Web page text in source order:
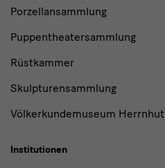
Porzellansammlung
Puppentheatersammlung
Rüstkammer
Skulpturensammlung
Völkerkundemuseum Herrnhut
Institutionen